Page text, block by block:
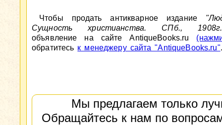
Чтобы продать антикварное издание
Сущность христианства. СПб.,
объявление на сайте AntiqueBooks.ru
обратитесь к менеджеру сайта "AntiqueBooks.ru".
Мы предлагаем только
Обращайтесь к нам по